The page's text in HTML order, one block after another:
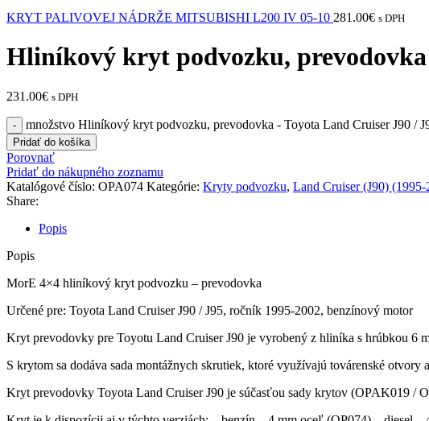
KRYT PALIVOVEJ NÁDRŽE MITSUBISHI L200 IV 05-10 281.00€ s DPH
Hliníkový kryt podvozku,
231.00€ s DPH
množstvo Hliníkový kryt podvozku, prevodovka - Toyota Land Cruiser J90 /
Pridať do košíka
Porovnať
Pridať do nákupného zoznamu
Katalógové číslo: OPA074 Kategórie: Kryty podvozku, Land Cruiser (J90) (1995-
Share:
Popis
Popis
MorE 4×4 hliníkový kryt podvozku – prevodovka
Určené pre: Toyota Land Cruiser J90 / J95, ročník 1995-2002, benzínový motor
Kryt prevodovky pre Toyotu Land Cruiser J90 je vyrobený z hliníka s hrúbkou 6
S krytom sa dodáva sada montážnych skrutiek, ktoré využívajú továrenské otvory
Kryt prevodovky Toyota Land Cruiser J90 je súčasťou sady krytov (OPAK019 /